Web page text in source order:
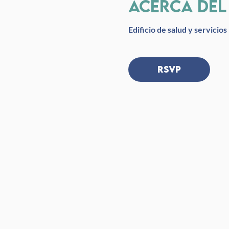
Acerca
Edificio de salud y
RSVP